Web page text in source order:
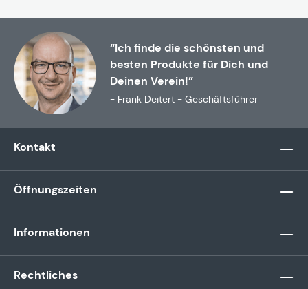
“Ich finde die schönsten und
besten Produkte für Dich und
Deinen Verein!”
- Frank Deitert - Geschäftsführer
Kontakt
Öffnungszeiten
Informationen
Rechtliches